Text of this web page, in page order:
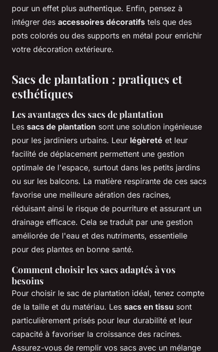
pour un effet plus authentique. Enfin, pensez à
intégrer des accessoires décoratifs tels que des
pots colorés ou des supports en métal pour enrichir
votre décoration extérieure.
Sacs de plantation : pratiques et
esthétiques
Les avantages des sacs de plantation
Les sacs de plantation sont une solution ingénieuse
pour les jardiniers urbains. Leur légèreté et leur
facilité de déplacement permettent une gestion
optimale de l'espace, surtout dans les petits jardins
ou sur les balcons. La matière respirante de ces sacs
favorise une meilleure aération des racines,
réduisant ainsi le risque de pourriture et assurant un
drainage efficace. Cela se traduit par une gestion
améliorée de l'eau et des nutriments, essentielle
pour des plantes en bonne santé.
Comment choisir les sacs adaptés à vos
besoins
Pour choisir le sac de plantation idéal, tenez compte
de la taille et du matériau. Les sacs en tissu sont
particulièrement prisés pour leur durabilité et leur
capacité à favoriser la croissance des racines.
Assurez-vous de remplir vos sacs avec un mélange